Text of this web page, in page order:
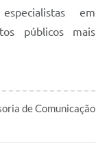
em
públicos mais
de Comunicação